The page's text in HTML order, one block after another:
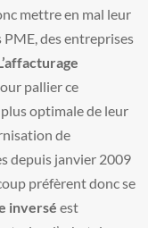
mettre en mal leur
des entreprises
pallier ce
optimale de leur
de
depuis janvier 2009
préfèrent donc se
inversé est